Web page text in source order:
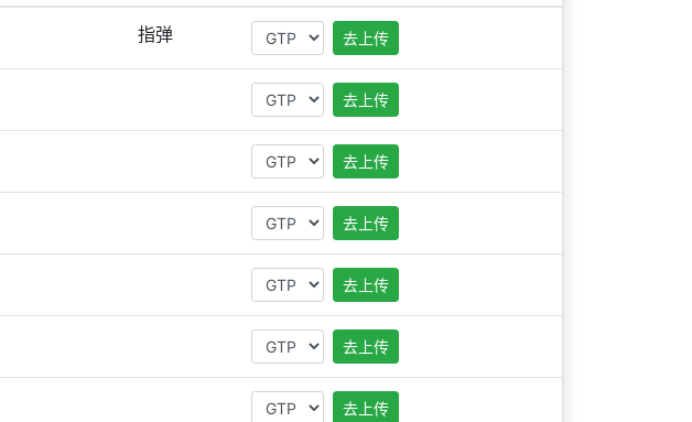
指弹 去上传
去上传
去上传
去上传
去上传
去上传
去上传